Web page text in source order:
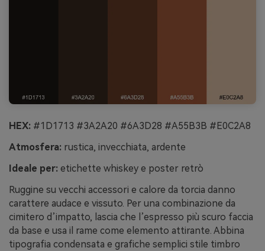
HEX: #1D1713 #3A2A20 #6A3D28 #A55B3B #E0C2A8
Atmosfera: rustica, invecchiata, ardente
Ideale per: etichette whiskey e poster retrò
Ruggine su vecchi accessori e calore da torcia danno
carattere audace e vissuto. Per una combinazione da
cimitero d’impatto, lascia che l’espresso più scuro faccia
da base e usa il rame come elemento attirante. Abbina
tipografia condensata e grafiche semplici stile timbro